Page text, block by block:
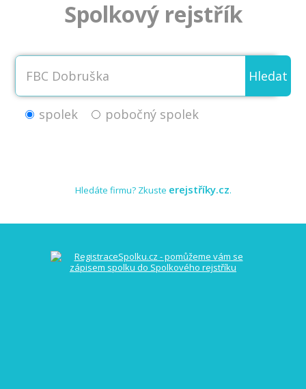
Spolkový rejstřík
Hledat
spolek pobočný spolek
Hledáte firmu? Zkuste erejstříky.cz.